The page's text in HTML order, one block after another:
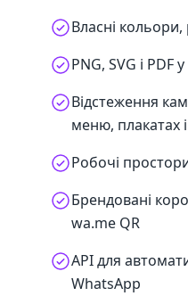
Власні
PNG, SVG і PDF
Відстеження
меню, плакатах
Робочі
Брендовані
wa.me QR
API для
WhatsApp